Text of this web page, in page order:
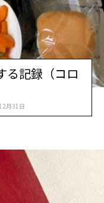
る記録（コロ
月31日